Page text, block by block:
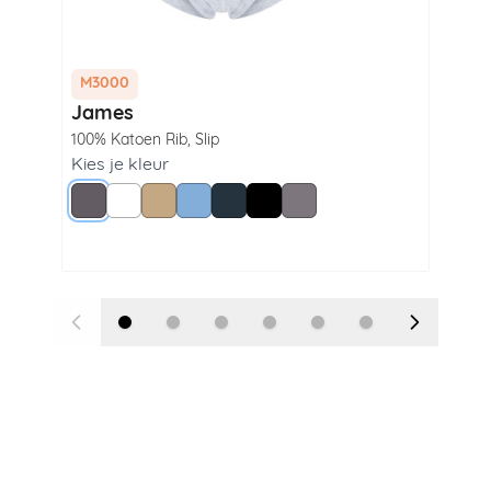
M3000
James
100% Katoen Rib, Slip
Kies je kleur